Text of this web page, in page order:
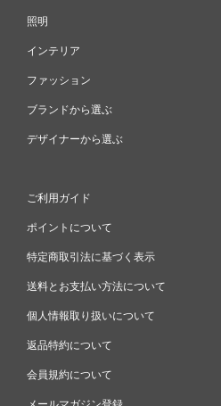
照明
インテリア
ファッション
ブランドから選ぶ
デザイナーから選ぶ
ご利用ガイド
ポイントについて
特定商取引法に基づく表示
送料とお支払い方法について
個人情報取り扱いについて
返品特約について
会員規約について